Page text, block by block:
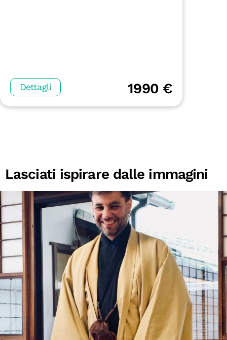
Dettagli 1990 €
Lasciati ispirare dalle immagini